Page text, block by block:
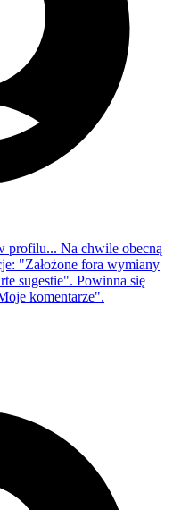
profilu... Na chwile obecną
"Założone fora wymiany
sugestie". Powinna się
komentarze".